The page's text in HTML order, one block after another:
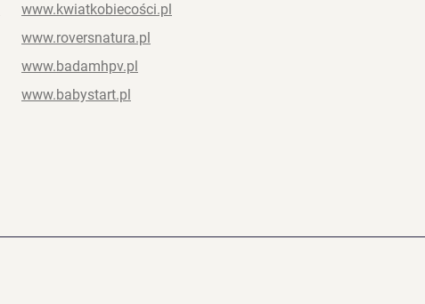
www.kwiatkobiecości.pl
www.roversnatura.pl
www.badamhpv.pl
www.babystart.pl